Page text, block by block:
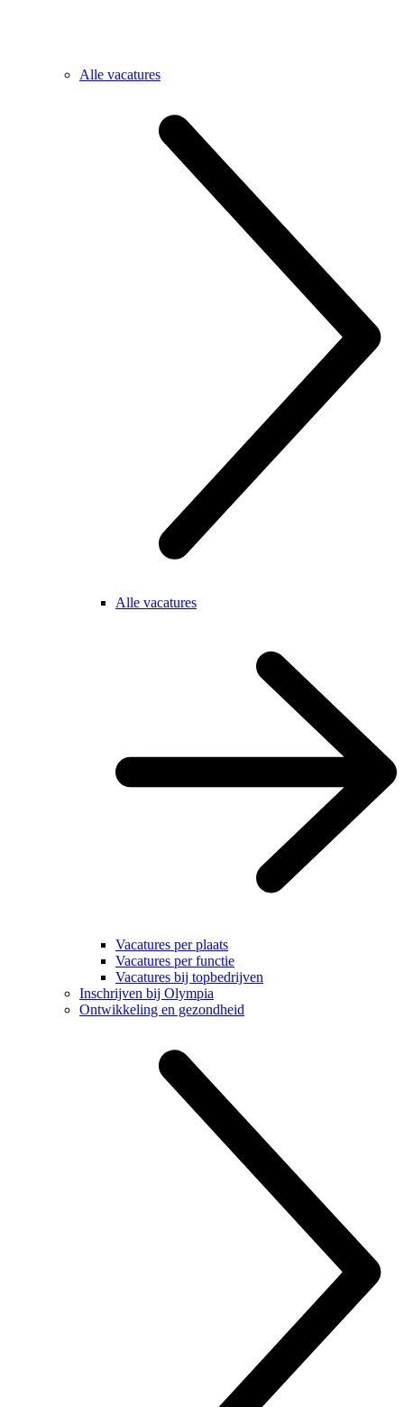
Alle vacatures
Alle vacatures
Vacatures per plaats
Vacatures per functie
Vacatures bij topbedrijven
Inschrijven bij Olympia
Ontwikkeling en gezondheid